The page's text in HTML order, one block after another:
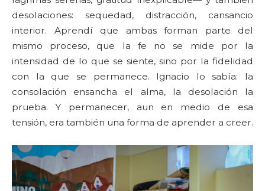
desolaciones: sequedad, distracción, cansancio
interior. Aprendí que ambas forman parte del
mismo proceso, que la fe no se mide por la
intensidad de lo que se siente, sino por la fidelidad
con la que se permanece. Ignacio lo sabía: la
consolación ensancha el alma, la desolación la
prueba. Y permanecer, aun en medio de esa
tensión, era también una forma de aprender a creer.